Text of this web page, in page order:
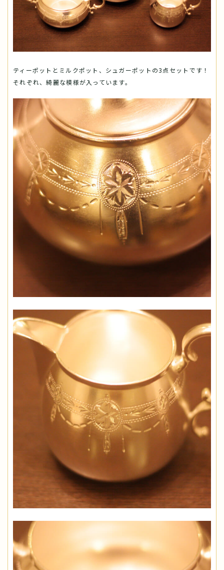
ティーポットとミルクポット、シュガーポットの3点セットです！
それぞれ、綺麗な模様が入っています。